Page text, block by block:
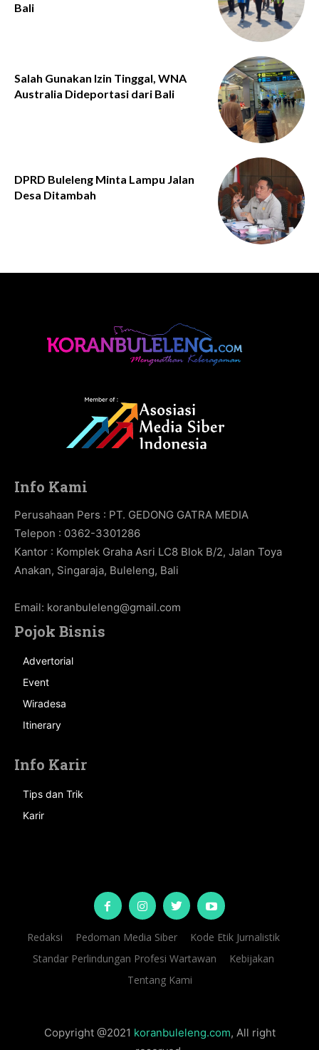
Bali
Salah Gunakan Izin Tinggal, WNA
Australia Dideportasi dari Bali
DPRD Buleleng Minta Lampu Jalan
Desa Ditambah
Info Kami
Perusahaan Pers : PT. GEDONG GATRA MEDIA
Telepon : 0362-3301286
Kantor : Komplek Graha Asri LC8 Blok B/2, Jalan Toya
Anakan, Singaraja, Buleleng, Bali
Email: koranbuleleng@gmail.com
Pojok Bisnis
Advertorial
Event
Wiradesa
Itinerary
Info Karir
Tips dan Trik
Karir
Redaksi Pedoman Media Siber
Kode Etik Jurnalistik
Standar Perlindungan Profesi Wartawan
Kebijakan
Tentang Kami
Copyright @2021 koranbuleleng.com, All right